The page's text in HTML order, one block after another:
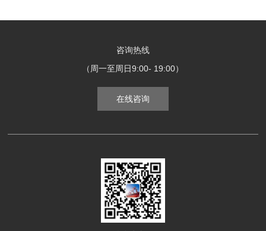
咨询热线
（周一至周日9:00- 19:00）
在线咨询